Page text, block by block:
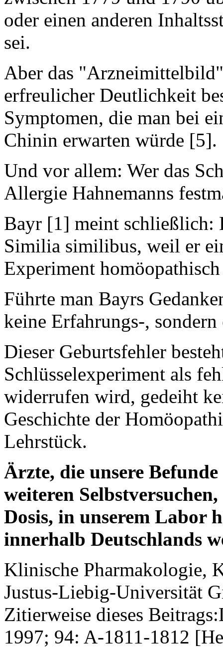
oder einen anderen
sei.
Aber das
erfreulicher Deutlichkeit
Symptomen, die man bei
Chinin erwarten würde [5].
Und vor allem: Wer das
Allergie Hahnemanns
Bayr [1] meint schließlich:
Similia similibus, weil er
Experiment
Führte man Bayrs
keine Erfahrungs-,
Dieser Geburtsfehler
Schlüsselexperiment als
widerrufen wird, gedeiht
Geschichte der
Lehrstück.
Ärzte, die unsere
weiteren
Dosis, in unserem Labor
innerhalb Deutschlands
Klinische Pharmakologie,
Justus-Liebig-Universität
Zitierweise dieses
1997; 94: A-1811-1812